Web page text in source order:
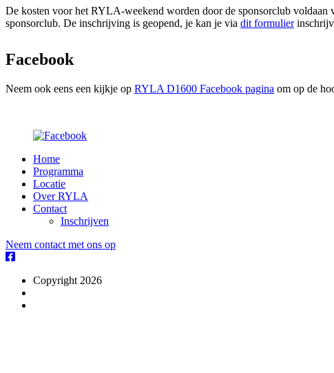
De kosten voor het RYLA-weekend worden door de sponsorclub
sponsorclub. De inschrijving is geopend, je kan je via dit formulier
Facebook
Neem ook eens een kijkje op RYLA D1600 Facebook pagina om op de
Home
Programma
Locatie
Over RYLA
Contact
Inschrijven
Neem contact met ons op
Copyright 2026